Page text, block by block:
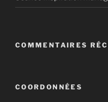
COMMENTAIRES
COORDONNÉES